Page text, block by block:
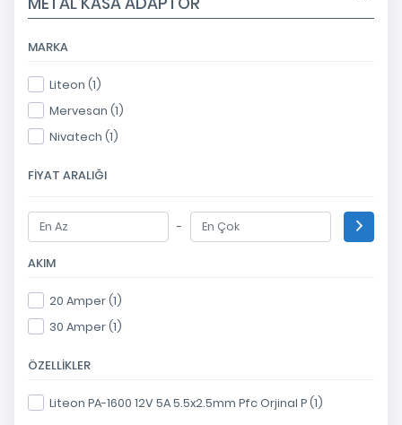
MARKA
Liteon (1)
Mervesan (1)
Nivatech (1)
FIYAT ARALIĞI
-
AKIM
20 Amper (1)
30 Amper (1)
ÖZELLIKLER
Liteon PA-1600 12V 5A 5.5x2.5mm Pfc Orjinal P (1)